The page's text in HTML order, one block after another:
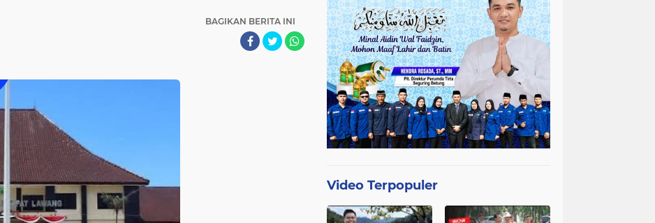
BAGIKAN BERITA INI
Video Terpopuler